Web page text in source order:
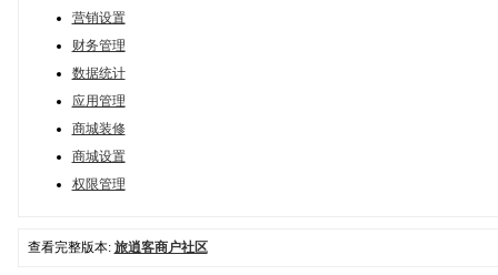
营销设置
财务管理
数据统计
应用管理
商城装修
商城设置
权限管理
查看完整版本: 旅逍客商户社区